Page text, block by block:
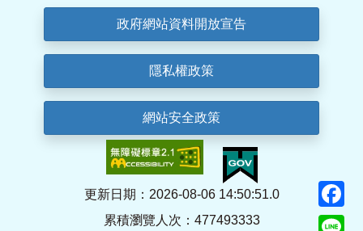
政府網站資料開放宣告
隱私權政策
網站安全政策
更新日期：2026-08-06 14:50:51.0
累積瀏覽人次：477493333